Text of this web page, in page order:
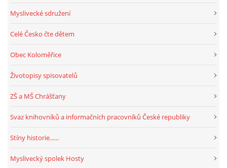
Myslivecké sdružení
Celé Česko čte dětem
Obec Koloměřice
Životopisy spisovatelů
ZŠ a MŠ Chrášťany
Svaz knihovníků a informačních pracovníků České republiky
Stíny historie......
Myslivecký spolek Hosty